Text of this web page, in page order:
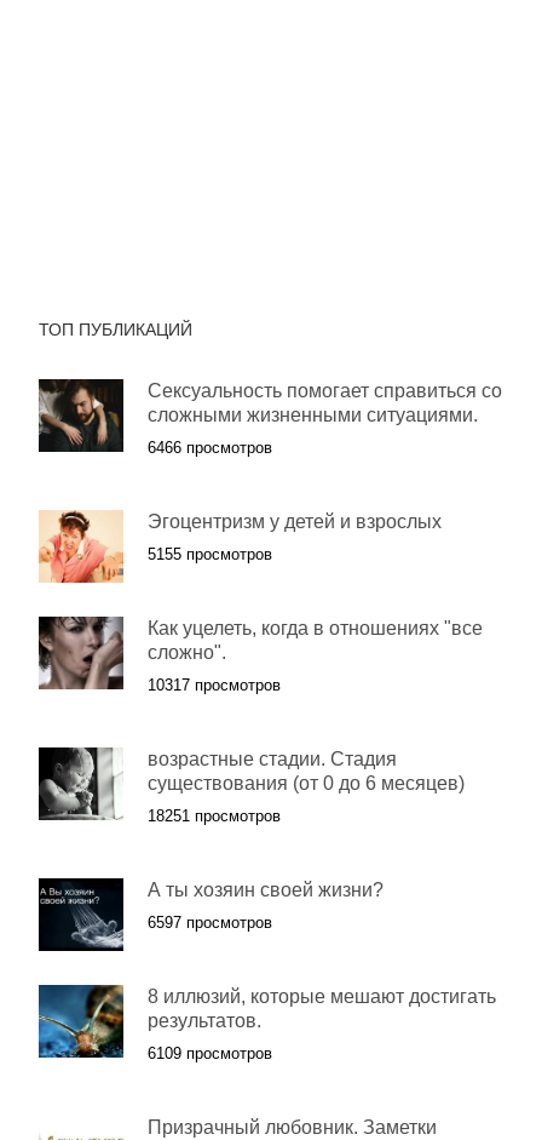
ТОП ПУБЛИКАЦИЙ
Сексуальность помогает справиться со
сложными жизненными ситуациями.
6466 просмотров
Эгоцентризм у детей и взрослых
5155 просмотров
Как уцелеть, когда в отношениях "все
сложно".
10317 просмотров
возрастные стадии. Стадия
существования (от 0 до 6 месяцев)
18251 просмотров
А ты хозяин своей жизни?
6597 просмотров
8 иллюзий, которые мешают достигать
результатов.
6109 просмотров
Призрачный любовник. Заметки